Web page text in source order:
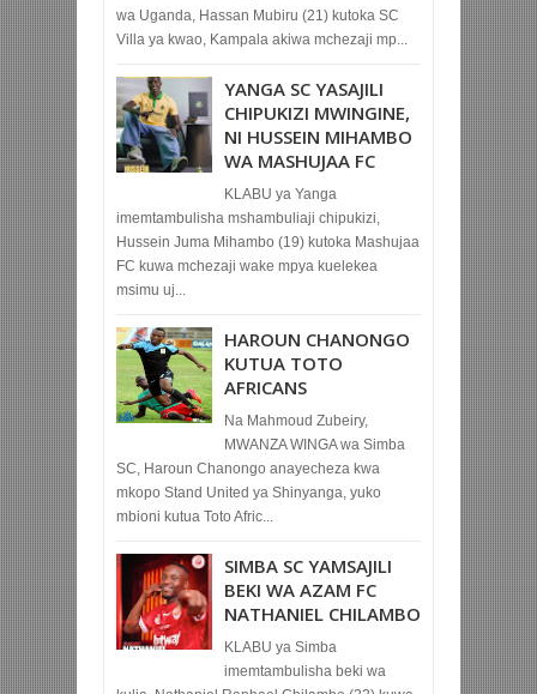
wa Uganda, Hassan Mubiru (21) kutoka SC
Villa ya kwao, Kampala akiwa mchezaji mp...
YANGA SC YASAJILI
CHIPUKIZI MWINGINE,
NI HUSSEIN MIHAMBO
WA MASHUJAA FC
KLABU ya Yanga
imemtambulisha mshambuliaji chipukizi,
Hussein Juma Mihambo (19) kutoka Mashujaa
FC kuwa mchezaji wake mpya kuelekea
msimu uj...
HAROUN CHANONGO
KUTUA TOTO
AFRICANS
Na Mahmoud Zubeiry,
MWANZA WINGA wa Simba
SC, Haroun Chanongo anayecheza kwa
mkopo Stand United ya Shinyanga, yuko
mbioni kutua Toto Afric...
SIMBA SC YAMSAJILI
BEKI WA AZAM FC
NATHANIEL CHILAMBO
KLABU ya Simba
imemtambulisha beki wa